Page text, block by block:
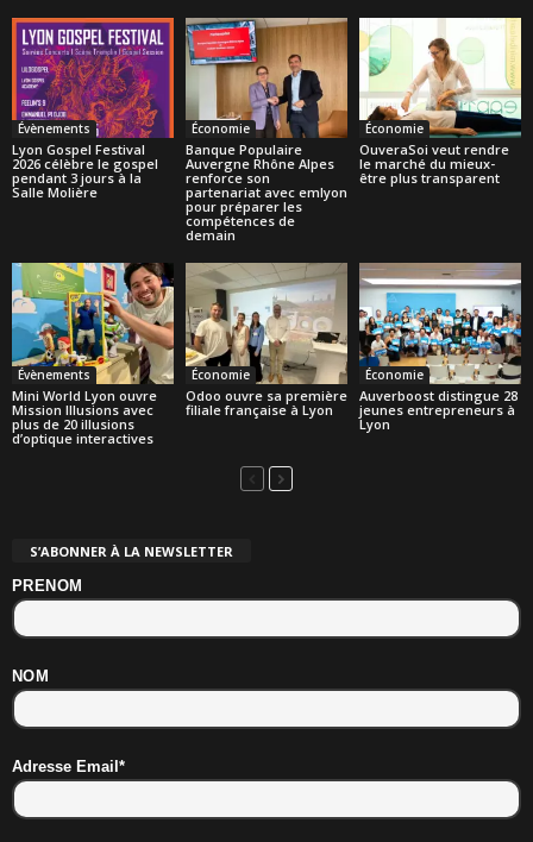
Évènements
Lyon Gospel Festival
2026 célèbre le gospel
pendant 3 jours à la
Salle Molière
Économie
Banque Populaire
Auvergne Rhône Alpes
renforce son
partenariat avec emlyon
pour préparer les
compétences de
demain
Économie
OuveraSoi veut rendre
le marché du mieux-
être plus transparent
Évènements
Mini World Lyon ouvre
Mission Illusions avec
plus de 20 illusions
d’optique interactives
Économie
Odoo ouvre sa première
filiale française à Lyon
Économie
Auverboost distingue 28
jeunes entrepreneurs à
Lyon
S’ABONNER À LA NEWSLETTER
PRENOM
NOM
Adresse Email*